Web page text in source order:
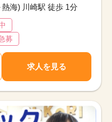
海) 川崎駅 徒歩 1分
募
求人を見る